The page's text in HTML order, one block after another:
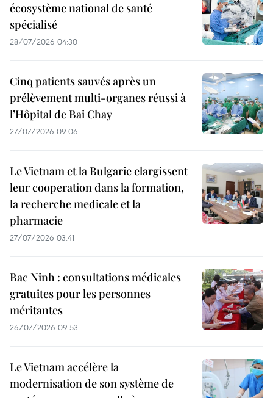
écosystème national de santé
spécialisé
28/07/2026 04:30
Cinq patients sauvés après un
prélèvement multi-organes réussi à
l’Hôpital de Bai Chay
27/07/2026 09:06
Le Vietnam et la Bulgarie elargissent
leur cooperation dans la formation,
la recherche medicale et la
pharmacie
27/07/2026 03:41
Bac Ninh : consultations médicales
gratuites pour les personnes
méritantes
26/07/2026 09:53
Le Vietnam accélère la
modernisation de son système de